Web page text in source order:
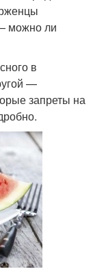
можно ли
в
—
запреты на